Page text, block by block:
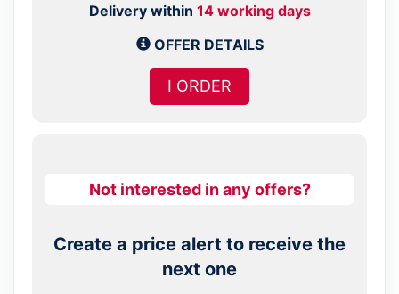
Delivery within 14 working days
OFFER DETAILS
I ORDER
Not interested in any offers?
Create a price alert to receive the
next one